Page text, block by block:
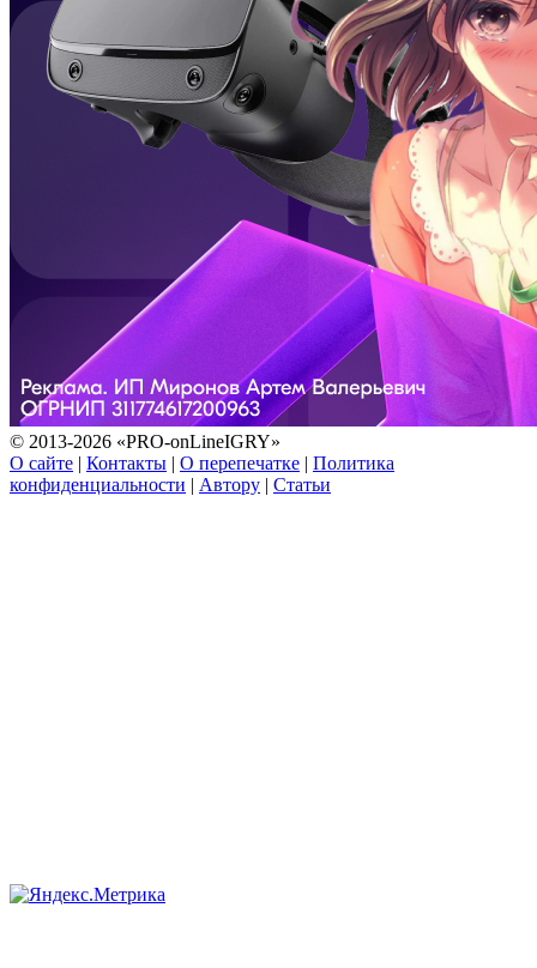
© 2013-2026 «PRO-onLineIGRY»
О сайте | Контакты | О перепечатке | Политика
конфиденциальности | Автору | Статьи